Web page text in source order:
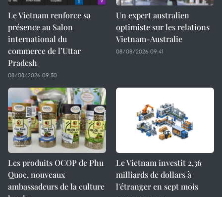
Le Vietnam renforce sa
présence au Salon
international du
commerce de l’Uttar
Pradesh
08/08/2026 09:50
Un expert australien
optimiste sur les relations
Vietnam-Australie
08/08/2026 09:41
Les produits OCOP de Phu
Quoc, nouveaux
ambassadeurs de la culture
Le Vietnam investit 2,36
milliards de dollars à
l'étranger en sept mois